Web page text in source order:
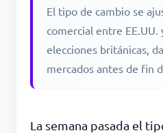
El tipo de cambio se
comercial entre EE.UU.
elecciones británicas,
mercados antes de fin
La semana pasada el